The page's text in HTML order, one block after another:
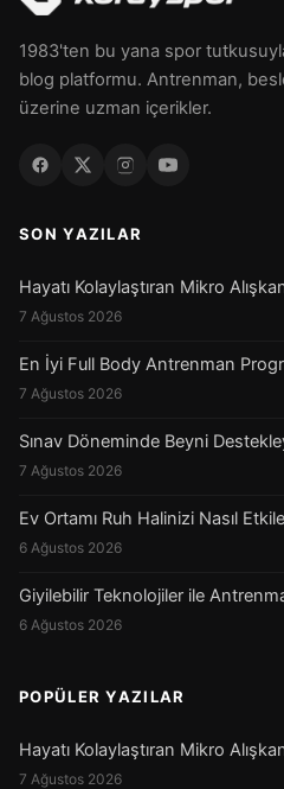
1983'ten bu yana spor
blog platformu. Antrenman,
üzerine uzman içerikler.
SON YAZILAR
Hayatı Kolaylaştıran Mikro
7 Ağustos 2026
En İyi Full Body Antrenman
7 Ağustos 2026
Sınav Döneminde Beyni
7 Ağustos 2026
Ev Ortamı Ruh Halinizi Nasıl
6 Ağustos 2026
Giyilebilir Teknolojiler ile
6 Ağustos 2026
POPÜLER YAZILAR
Hayatı Kolaylaştıran Mikro
7 Ağustos 2026